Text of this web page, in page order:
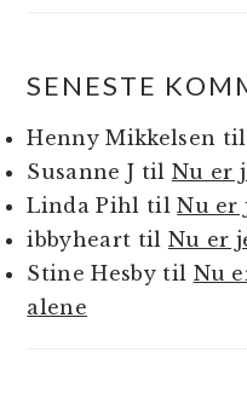
SENESTE
Henny Mikkelsen til
Susanne J til Nu er
Linda Pihl tilNu er
ibbyheart til Nu er
Stine Hesbytil Nu
alene